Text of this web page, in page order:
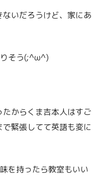
いだろうけど、家にあ
りそう(;^ω^)
からくま吉本人はすご
緊張してて英語も変に
を持ったら教室もいい